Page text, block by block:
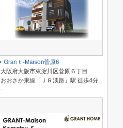
Granｔ-Maison菅原6
大阪府大阪市東淀川区菅原６丁目
おおさか東線「ＪＲ淡路」駅 徒歩4分
-